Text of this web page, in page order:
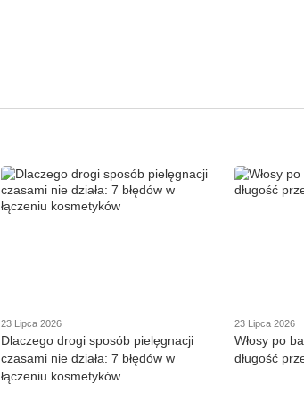
23 Lipca 2026
Dlaczego drogi sposób pielęgnacji
czasami nie działa: 7 błędów w
łączeniu kosmetyków
23 Lipca 2026
Włosy po
długość